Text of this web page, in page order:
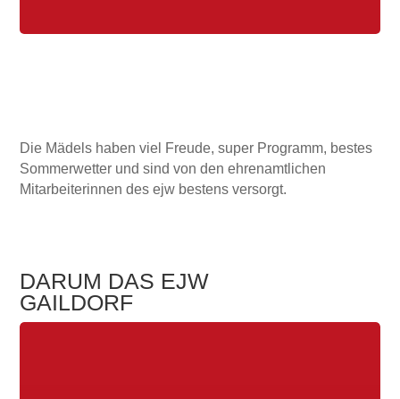
Die Mädels haben viel Freude, super Programm, bestes
Sommerwetter und sind von den ehrenamtlichen
Mitarbeiterinnen des ejw bestens versorgt.
DARUM DAS EJW
GAILDORF